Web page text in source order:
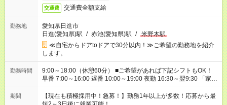
交通費 交通費全額支給
勤務地
愛知県日進市
日進(愛知県)駅 / 赤池(愛知県)駅 / 米野木駅
≪自宅からドアtoドアで30分以内！≫ご希望の勤務地を紹介
します。
勤務時間
9:00～18:00（休憩60分） ■ご希望があれば下記シフトもOK！
早番 7:00～16:00 遅番 10:00～19:00 夜勤 16:30～翌9:30 「家族
と休みを合わせたい」 「余裕を持って夕飯の準備がしたい」
「できれば残業はしたくない」 など、ご希望を教えてください
ね。 ※Wワーク希望の方へ 今ご覧のお仕事で希望する勤務時間
期間
【現在も積極採用中！急募！】勤務1年以上が多数！応募から最